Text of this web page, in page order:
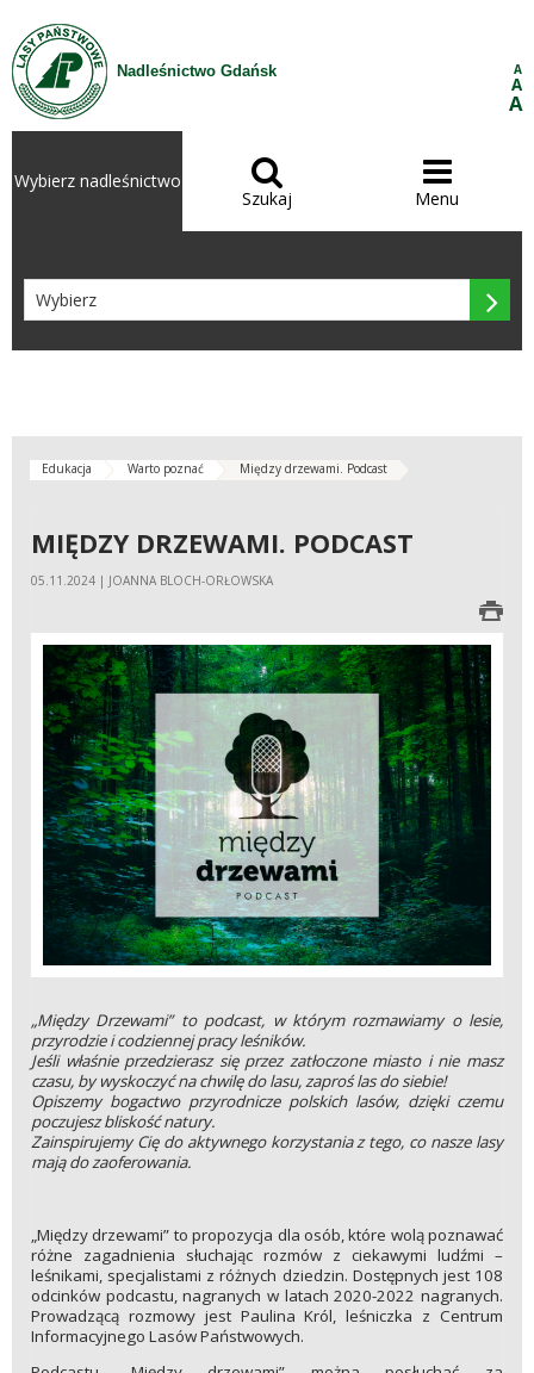
Przejdź do treści
Nadleśnictwo Gdańsk A
A
A
Wybierz nadleśnictwo 
Szukaj

Menu

Edukacja Warto poznać Między drzewami. Podcast
MIĘDZY DRZEWAMI. PODCAST
05.11.2024 | JOANNA BLOCH-ORŁOWSKA
„Między Drzewami” to podcast, w którym rozmawiamy o lesie,
przyrodzie i codziennej pracy leśników.
Jeśli właśnie przedzierasz się przez zatłoczone miasto i nie masz
czasu, by wyskoczyć na chwilę do lasu, zaproś las do siebie!
Opiszemy bogactwo przyrodnicze polskich lasów, dzięki czemu
poczujesz bliskość natury.
Zainspirujemy Cię do aktywnego korzystania z tego, co nasze lasy
mają do zaoferowania.
„Między drzewami” to propozycja dla osób, które wolą poznawać
różne zagadnienia słuchając rozmów z ciekawymi ludźmi –
leśnikami, specjalistami z różnych dziedzin. Dostępnych jest 108
odcinków podcastu, nagranych w latach 2020-2022 nagranych.
Prowadzącą rozmowy jest Paulina Król, leśniczka z Centrum
Informacyjnego Lasów Państwowych.